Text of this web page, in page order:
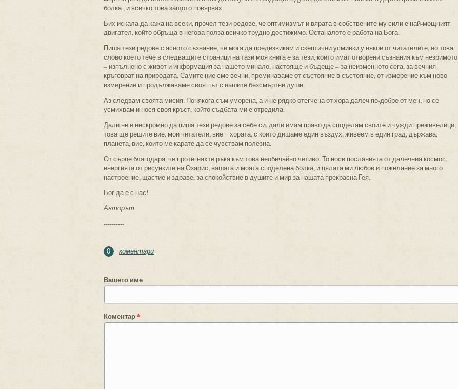
болка , и всичко това защото повярвах.
Бих искала да кажа на всеки, прочел тези редове, че оптимизмът и вярата в собствените му сили е най-мощният
двигател, който обръща в негова полза всичко трудно достижимо. Останалото е работа на Бога.
Пиша тези редове с ясното съзнание, че мога да предизвикам и скептични усмивки у някои от читателите, но това
слово което тече в следващите страници на тази моя книга е за тези, които имат отворени съзнания към незримото
– изпълнено с живот и информация за нашето минало, настояще и бъдеще – за неизменното сега, за вечния
кръговрат на природата. Самите ние сме вечни, преминаваме от състояние в състояние, от измерение към ново
измерение и продължаваме своя път с нашите безсмъртни души.
Аз следвам своята мисия. Понякога съм уморена, а и не рядко отегчена от хора далеч по-добре от мен, но се
усмихвам и нося своя кръст, който съдбата ми е отредила.
Дали не е нескромно да пиша тези редове за себе си, дали имам право да споделям своите и чужди преживелици,
това ще решите вие, мои читатели, вие – хората, с които дишаме един въздух, живеем в един град, държава,
планета, вие, които ме карате да се чувствам полезна.
От сърце благодаря, че протегнахте ръка към това необичайно четиво. То носи посланията от далечния космос,
енергията от рисунките на Озарис, вашата и моята споделена болка, и цялата ми любов и пожелание за много
настроение, щастие и здраве, за спокойствие в душите и мир за нашата прекрасна Гея.
Бог да е с нас!
Авторът
----------
0 коментари
Вашето име
Коментар*